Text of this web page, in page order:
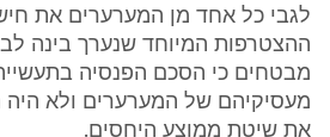
לגבי כל אחד מן המערערים את
ההצטרפות המיוחד שנערך בינה
מבטחים כי הסכם הפנסיה
מעסיקיהם של המערערים ולא היה
את שיטת ממוצע היחסים.